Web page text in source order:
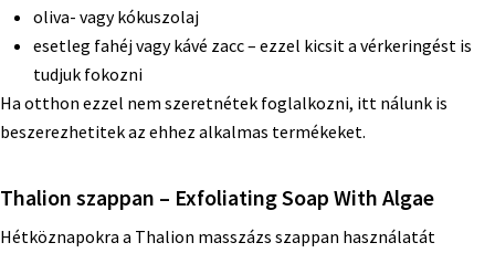
oliva- vagy kókuszolaj
esetleg fahéj vagy kávé zacc – ezzel kicsit a vérkeringést is
tudjuk fokozni
Ha otthon ezzel nem szeretnétek foglalkozni, itt nálunk is
beszerezhetitek az ehhez alkalmas termékeket.
Thalion szappan – Exfoliating Soap With Algae
Hétköznapokra a Thalion masszázs szappan használatát